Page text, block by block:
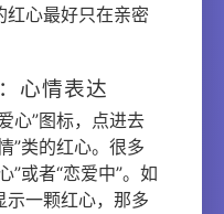
红心最好只在亲密
心情表达
心”图标，点进去
”类的红心。很多
”或者“恋爱中”。如
示一颗红心，那多